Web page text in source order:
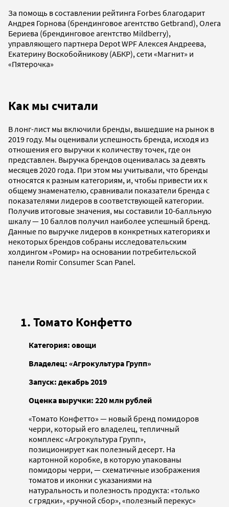
За помощь в составлении рейтинга Forbes благодарит
Андрея Горнова (брендинговое агентство Getbrand), Олега
Бериева (брендинговое агентство Mildberry),
управляющего партнера Depot WPF Алексея Андреева,
Екатерину Воскобойникову (АБКР), сети «Магнит» и
«Пятерочка»
Как мы считали
В лонг-лист мы включили бренды, вышедшие на рынок в
2019 году. Мы оценивали успешность бренда, исходя из
отношения его выручки к количеству точек, где он
представлен. Выручка брендов оценивалась за девять
месяцев 2020 года. При этом мы учитывали, что бренды
относятся к разным категориям, и, чтобы привести их к
общему знаменателю, сравнивали показатели бренда с
показателями лидеров в соответствующей категории.
Получив итоговые значения, мы составили 10-балльную
шкалу — 10 баллов получил наиболее успешный бренд.
Данные по выручке лидеров в конкретных категориях и
некоторых брендов собраны исследовательским
холдингом «Ромир» на основании потребительской
панели Romir Consumer Scan Panel.
1. Томато Конфетто
Категория: овощи
Владелец: «Агрокультура Групп»
Запуск: декабрь 2019
Оценка выручки: 220 млн рублей
«Томато Конфетто» — новый бренд помидоров
черри, который его владелец, тепличный
комплекс «Агрокультура Групп»,
позиционирует как полезный десерт. На
картонной коробке, в которую упакованы
помидоры черри, — схематичные изображения
томатов и иконки с указаниями на
натуральность и полезность продукта: «только
с грядки», «ручной сбор», «полезный перекус»